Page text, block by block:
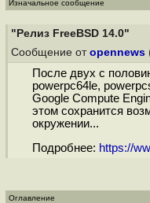
Изначальное сообщение
"Релиз FreeBSD 14.0"
Сообщение от opennews
После двух с
powerpc64le,
Google Compute
этом сохранится
окружении...
Подробнее: https://
Оглавление